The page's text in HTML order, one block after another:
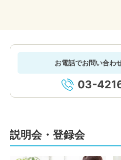
お電話でお問い合わ
03-
説明会・登録会